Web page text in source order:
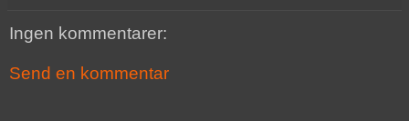
Ingen kommentarer:
Send en kommentar